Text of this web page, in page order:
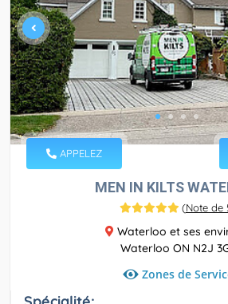
APPELEZ
MEN IN KILTS
(Note de
Waterloo et ses
Waterloo ON N2J
Zones de